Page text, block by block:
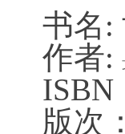
书名:
作者:
ISBN
版次